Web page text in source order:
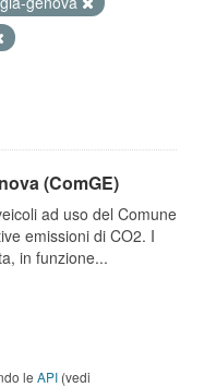
(ComGE)
ad uso del Comune
emissioni di CO2. I
in funzione...
le API (vedi